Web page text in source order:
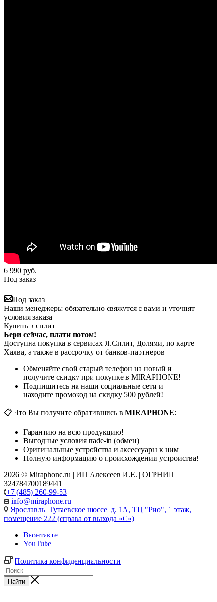
6 990 руб.
Под заказ
Под заказ
Наши менеджеры обязательно свяжутся с вами и уточнят
условия заказа
Купить в сплит
Бери сейчас, плати потом!
Доступна покупка в сервисах Я.Сплит, Долями, по карте
Халва, а также в рассрочку от банков-партнеров
Обменяйте свой старый телефон на новый и
получите скидку при покупке в MIRAPHONE!
Подпишитесь на наши социальные сети и
находите промокод на скидку 500 рублей!
📋 Что Вы получите обратившись в MIRAPHONE:
Гарантию на всю продукцию!
Выгодные условия trade-in (обмен)
Оригинальные устройства и аксессуары к ним
Полную информацию о происхождении устройства!
2026 © Miraphone.ru | ИП Алексеев И.Е. | ОГРНИП
324784700189441
+7 (485) 260-99-53
info@miraphone.ru
Ярославль, Тутаевское шоссе, д. 1А, ТЦ "Рио", 1 этаж,
помещение 222 (справа от выхода «С»)
Вконтакте
YouTube
Политика конфиденциальности
Найти